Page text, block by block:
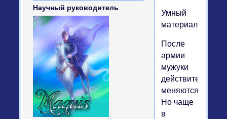
Научный руководитель
Умный
материал.
После
армии
мужуки
действительно
меняются.
Но чаще
в